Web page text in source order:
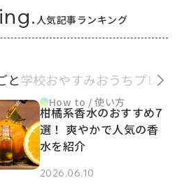
人気記事ランキング
と学校おやすみおうち プレゼン
How to / 使い方
柑橘系香水のおすすめ7
選！ 爽やかで人気の香
水を紹介
2026.06.10